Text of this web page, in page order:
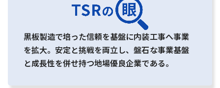
黒板製造で培った信頼を基盤に内装工事へ事業
を拡大。安定と挑戦を両立し、盤石な事業基盤
と成長性を併せ持つ地場優良企業である。